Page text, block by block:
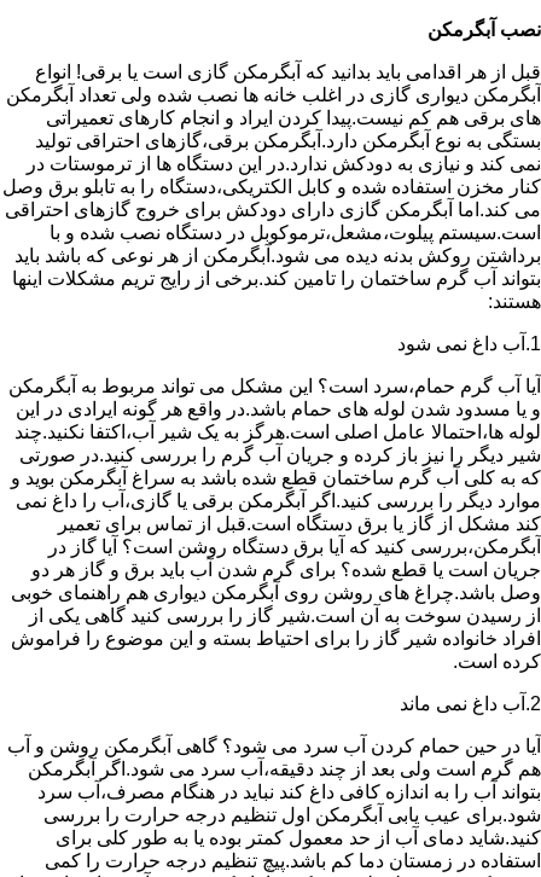
نصب آبگرمکن
قبل از هر اقدامی باید بدانید که آبگرمکن گازی است یا برقی! انواع
آبگرمکن دیواری گازی در اغلب خانه ها نصب شده ولی تعداد آبگرمکن
های برقی هم کم نیست.پیدا کردن ایراد و انجام کارهای تعمیراتی
بستگی به نوع آبگرمکن دارد.آبگرمکن برقی،گازهای احتراقی تولید
نمی کند و نیازی به دودکش ندارد.در این دستگاه ها از ترموستات در
کنار مخزن استفاده شده و کابل الکتریکی،دستگاه را به تابلو برق وصل
می کند.اما آبگرمکن گازی دارای دودکش برای خروج گازهای احتراقی
است.سیستم پیلوت،مشعل،ترموکوبل در دستگاه نصب شده و با
برداشتن روکش بدنه دیده می شود.آبگرمکن از هر نوعی که باشد باید
بتواند آب گرم ساختمان را تامین کند.برخی از رایج تریم مشکلات اینها
هستند:
1.آب داغ نمی شود
آیا آب گرم حمام،سرد است؟ این مشکل می تواند مربوط به آبگرمکن
و یا مسدود شدن لوله های حمام باشد.در واقع هر گونه ایرادی در این
لوله ها،احتمالا عامل اصلی است.هرگز به یک شیر آب،اکتفا نکنید.چند
شیر دیگر را نیز باز کرده و جریان آب گرم را بررسی کنید.در صورتی
که به کلی آب گرم ساختمان قطع شده باشد به سراغ آبگرمکن بوید و
موارد دیگر را بررسی کنید.اگر آبگرمکن برقی یا گازی،آب را داغ نمی
کند مشکل از گاز یا برق دستگاه است.قبل از تماس برای تعمیر
آبگرمکن،بررسی کنید که آیا برق دستگاه روشن است؟ آیا گاز در
جریان است یا قطع شده؟ برای گرم شدن آب باید برق و گاز هر دو
وصل باشد.چراغ های روشن روی آبگرمکن دیواری هم راهنمای خوبی
از رسیدن سوخت به آن است.شیر گاز را بررسی کنید گاهی یکی از
افراد خانواده شیر گاز را برای احتیاط بسته و این موضوع را فراموش
کرده است.
2.آب داغ نمی ماند
آیا در حین حمام کردن آب سرد می شود؟ گاهی آبگرمکن روشن و آب
هم گرم است ولی بعد از چند دقیقه،آب سرد می شود.اگر آبگرمکن
بتواند آب را به اندازه کافی داغ کند نباید در هنگام مصرف،آب سرد
شود.برای عیب یابی آبگرمکن اول تنظیم درجه حرارت را بررسی
کنید.شاید دمای آب از حد معمول کمتر بوده یا به طور کلی برای
استفاده در زمستان دما کم باشد.پیچ تنظیم درجه حرارت را کمی